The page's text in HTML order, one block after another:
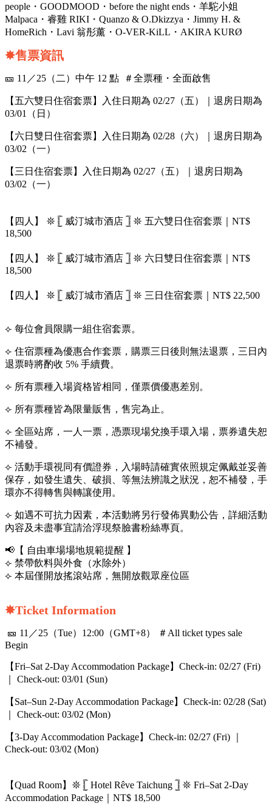
people・GOODMOOD・before the night ends・羊駝小姐
Malpaca・睿雞 RIKI・Quanzo & O.Dkizzya・Jimmy H. &
HomeRich・Lavi 翁彤薰・O-VER-KiLL・AKIRA KURØ
✸售票資訊
🎫 11／25（二）中午 12 點 ＃全票種・全面啟售
【五六雙日住宿套票】入住日期為 02/27（五）｜退房日期為
03/01（日）
【六日雙日住宿套票】入住日期為 02/28（六）｜退房日期為
03/02（一）
【三日住宿套票】入住日期為 02/27（五）｜退房日期為
03/02（一）
【四人】 𖤓 𓊈 威汀城市酒店 𓊉 𖤓 五六雙日住宿套票｜NT$
18,500
【四人】 𖤓 𓊈 威汀城市酒店 𓊉 𖤓 六日雙日住宿套票｜NT$
18,500
【四人】 𖤓 𓊈 威汀城市酒店 𓊉 𖤓 三日住宿套票｜NT$ 22,500
⟣ 每位會員限購一組住宿套票。
⟣ 住宿票種為優惠合作套票，購票三日後則無法退票，三日內
退票時將酌收 5% 手續費。
⟣ 所有票種入場資格皆相同，僅票價優惠差別。
⟣ 所有票種皆為限量販售，售完為止。
⟣ 全區站席，一人一票，憑票現場兌換手環入場，票券遺失恕
不補發。
⟣ 活動手環視同有價證券，入場時請確實依照規定佩戴並妥善
保存，如發生遺失、破損、等無法辨識之狀況，恕不補發，手
環亦不得轉售與轉讓使用。
⟣ 如遇不可抗力因素，本活動將另行發佈異動公告，詳細活動
內容及未盡事宜請洽浮現祭臉書粉絲專頁。
📢【 自由車場場地規範提醒 】
⟣ 禁帶飲料與外食（水除外）
⟣ 本屆僅開放搖滾站席，無開放觀眾座位區
✸Ticket Information
🎫 11／25（Tue）12:00（GMT+8） ＃All ticket types sale
Begin
【Fri–Sat 2-Day Accommodation Package】Check-in: 02/27 (Fri)
｜ Check-out: 03/01 (Sun)
【Sat–Sun 2-Day Accommodation Package】Check-in: 02/28 (Sat)
｜ Check-out: 03/02 (Mon)
【3-Day Accommodation Package】Check-in: 02/27 (Fri) ｜
Check-out: 03/02 (Mon)
【Quad Room】𖤓 𓊈 Hotel Rêve Taichung 𓊉 𖤓 Fri–Sat 2-Day
Accommodation Package｜NT$ 18,500